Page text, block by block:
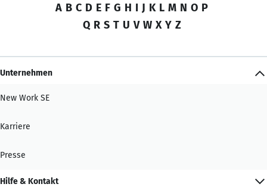
A B C D E F G H I J K L M N O P
Q R S T U V W X Y Z
Unternehmen
New Work SE
Karriere
Presse
Hilfe & Kontakt